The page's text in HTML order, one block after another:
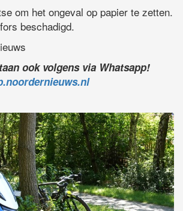
om het ongeval op papier te zetten.
beschadigd.
ook volgens via Whatsapp!